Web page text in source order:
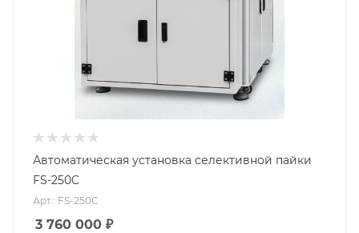
Автоматическая установка селективной пайки
FS-250C
Арт.: FS-250C
3 760 000 ₽